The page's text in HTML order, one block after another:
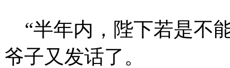
“半年内，陛下若是不
爷子又发话了。